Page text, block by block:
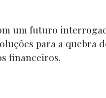
um futuro
para a quebra
financeiros.